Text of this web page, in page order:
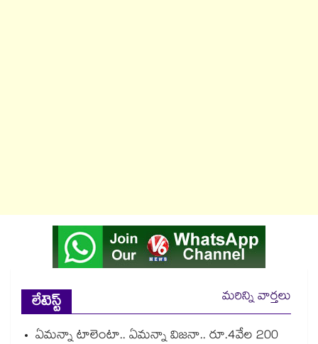
లేటెస్ట్
మరిన్ని వార్తలు
ఏమన్నా టాలెంటా.. ఏమన్నా విజనా.. రూ.4వేల 200